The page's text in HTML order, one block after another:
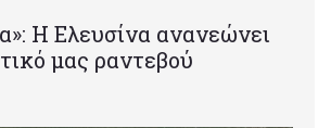
Η Ελευσίνα ανανεώνει
μας ραντεβού